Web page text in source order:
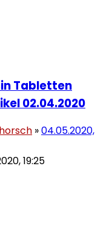
Tabletten
02.04.2020
»04.05.2020,
19:25